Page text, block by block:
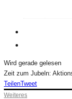
Wird gerade gelesen
Zeit zum Jubeln:
TeilenTweet
Weiteres